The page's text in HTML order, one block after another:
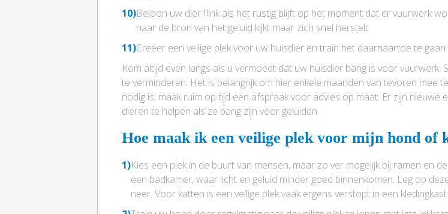
10)Beloon uw dier flink als het rustig blijft op het moment dat er vuurwerk
naar de bron van het geluid kijkt maar zich snel herstelt.
11)Creëer een veilige plek voor uw huisdier en train het daarnaartoe te
Kom altijd even langs als u vermoedt dat uw huisdier bang is voor
te verminderen. Het is belangrijk om hier enkele maanden van tevoren mee
nodig is; maak ruim op tijd een afspraak voor advies op maat. Er zijn
dieren te helpen als ze bang zijn voor geluiden.
Hoe maak ik een veilige plek voor mijn hond of
1)Kies een plek in de buurt van mensen, maar zo ver mogelijk bij ramen en
een badkamer, waar licht en geluid minder goed binnenkomen. Leg op
neer. Voor katten is een veilige plek vaak ergens verstopt in een